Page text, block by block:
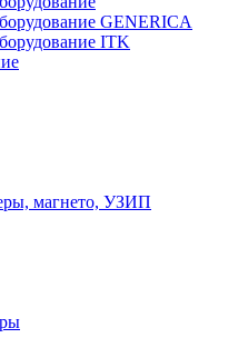
GENERICA
ITK
магнето, УЗИП